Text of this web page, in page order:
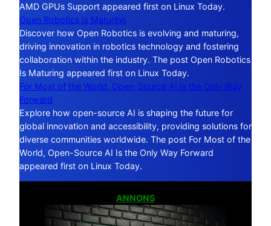
AMD GPUs Support appeared first on Linux Today.
Open Robotics Is Maturing
Discover how Open Robotics is evolving and maturing,
driving innovation in robotics technology and fostering
collaboration within the industry. The post Open Robotics
Is Maturing appeared first on Linux Today.
For Most of the World, Open-Source AI Is the Only Way
Forward
Explore how open-source AI is shaping the future for
global innovation and accessibility, providing solutions for
diverse communities worldwide. The post For Most of the
World, Open-Source AI Is the Only Way Forward
appeared first on Linux Today.
ANNONS